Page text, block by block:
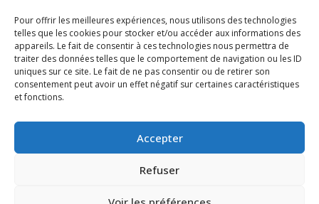
Pour offrir les meilleures expériences, nous utilisons des technologies
telles que les cookies pour stocker et/ou accéder aux informations des
appareils. Le fait de consentir à ces technologies nous permettra de
traiter des données telles que le comportement de navigation ou les ID
uniques sur ce site. Le fait de ne pas consentir ou de retirer son
consentement peut avoir un effet négatif sur certaines caractéristiques
et fonctions.
Accepter
Refuser
Niémen - 13397 MARSEILLE CEDEX